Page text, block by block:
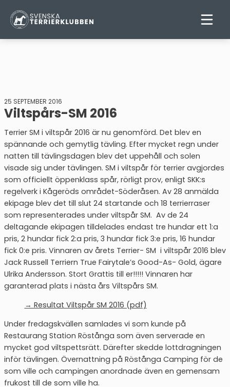
25 SEPTEMBER 2016
Viltspårs-SM 2016
Terrier SM i viltspår 2016 är nu genomförd. Det blev en
spännande och gemytlig tävling. Efter mycket regn under
natten till tävlingsdagen blev det uppehåll och solen
visade sig under tävlingen. SM i viltspår för terrier avgjordes
som officiellt öppenklass spår, rörligt prov, enligt SKK:s
regelverk i Kågeröds området-Söderåsen. Av 28 anmälda
ekipage blev det till slut 24 startande och 18 terrierraser
som representerades under viltspår SM. Av de 24
deltagande ekipagen tilldelades endast tre hundar ett 1:a
pris, 2 hundar fick 2:a pris, 3 hundar fick 3:e pris, 16 hundar
fick 0:e pris. Vinnaren av årets Terrier- SM i viltspår 2016 blev
Jack Russell Terriern True Fairytale’s Good-As- Gold, ägare
Ulrika Andersson. Stort Grattis till er!!!!! Vinnaren har
garanterad plats i nästa års Viltspårs SM.
→ Resultat Viltspår SM 2016 (pdf)
Under fredagskvällen samlades vi som kunde på
Restaurang Station Röstånga som även serverade en
mycket god viltspettsrätt. Därefter skedde lottdragningen
inför tävlingen. Övernattning på Röstånga Camping för de
som ville och campingen anordnade även en gemensam
frukost till de som ville ha.